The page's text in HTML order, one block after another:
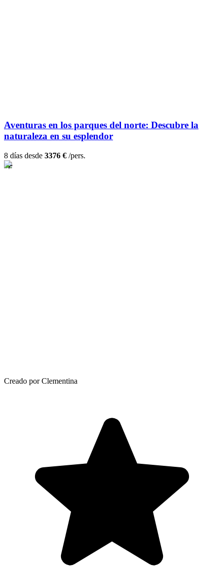
Aventuras en los parques del norte: Descubre la
naturaleza en su esplendor
8 días desde 3376 € /pers.
Creado por Clementina